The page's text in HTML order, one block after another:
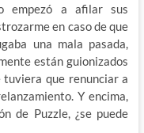
empezó a afilar sus
en caso de que
una mala pasada,
están guionizados
tuviera que renunciar a
Y encima,
de Puzzle, ¿se puede